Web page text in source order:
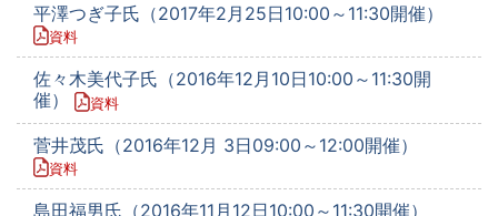
平澤つぎ子氏（2017年2月25日10:00～11:30開催）
資料
佐々木美代子氏（2016年12月10日10:00～11:30開
催）
資料
菅井茂氏（2016年12月 3日09:00～12:00開催）
資料
島田福男氏（2016年11月12日10:00～11:30開催）